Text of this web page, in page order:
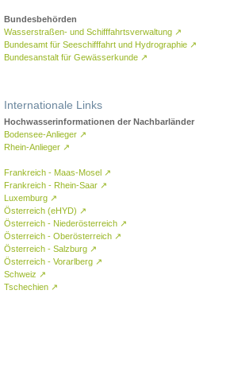
Bundesbehörden
Wasserstraßen- und Schifffahrtsverwaltung ↗
Bundesamt für Seeschifffahrt und Hydrographie ↗
Bundesanstalt für Gewässerkunde ↗
Internationale Links
Hochwasserinformationen der Nachbarländer
Bodensee-Anlieger ↗
Rhein-Anlieger ↗
Frankreich - Maas-Mosel ↗
Frankreich - Rhein-Saar ↗
Luxemburg ↗
Österreich (eHYD) ↗
Österreich - Niederösterreich ↗
Österreich - Oberösterreich ↗
Österreich - Salzburg ↗
Österreich - Vorarlberg ↗
Schweiz ↗
Tschechien ↗